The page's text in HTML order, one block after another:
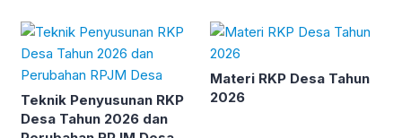
Teknik Penyusunan RKP
Desa Tahun 2026 dan
Materi RKP Desa Tahun
2026